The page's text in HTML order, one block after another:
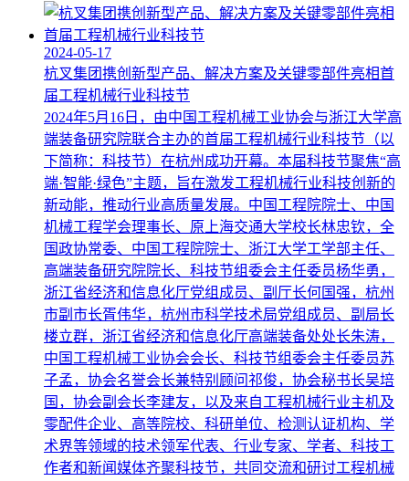
2024-05-17
杭叉集团携创新型产品、解决方案及关键零部件亮相首
届工程机械行业科技节
2024年5月16日，由中国工程机械工业协会与浙江大学高
端装备研究院联合主办的首届工程机械行业科技节（以
下简称：科技节）在杭州成功开幕。本届科技节聚焦“高
端·智能·绿色”主题，旨在激发工程机械行业科技创新的
新动能，推动行业高质量发展。中国工程院院士、中国
机械工程学会理事长、原上海交通大学校长林忠钦，全
国政协常委、中国工程院院士、浙江大学工学部主任、
高端装备研究院院长、科技节组委会主任委员杨华勇，
浙江省经济和信息化厅党组成员、副厅长何国强，杭州
市副市长胥伟华，杭州市科学技术局党组成员、副局长
楼立群，浙江省经济和信息化厅高端装备处处长朱涛，
中国工程机械工业协会会长、科技节组委会主任委员苏
子孟，协会名誉会长兼特别顾问祁俊，协会秘书长吴培
国，协会副会长李建友，以及来自工程机械行业主机及
零配件企业、高等院校、科研单位、检测认证机构、学
术界等领域的技术领军代表、行业专家、学者、科技工
作者和新闻媒体齐聚科技节，共同交流和研讨工程机械